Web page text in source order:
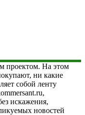
проектом. На этом
ни какие
собой ленту
искажения,
новостей